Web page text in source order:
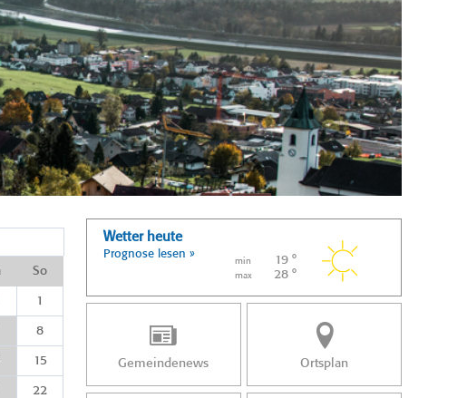
So
1
8
15
22
Wetter heute
Prognose lesen »
min 19 °
max 28 °
Gemeindenews Ortsplan